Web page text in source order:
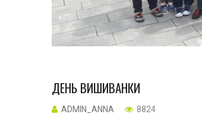
ДЕНЬ ВИШИВАНКИ
ADMIN_ANNA 8824